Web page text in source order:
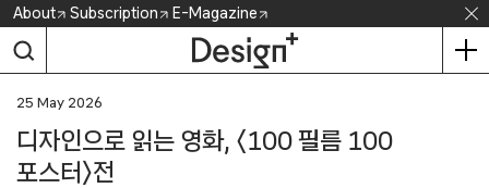
Skip
content
About Subscription E-Magazine
25 May 2026
디자인으로 읽는 영화, 〈100 필름 100
포스터〉전